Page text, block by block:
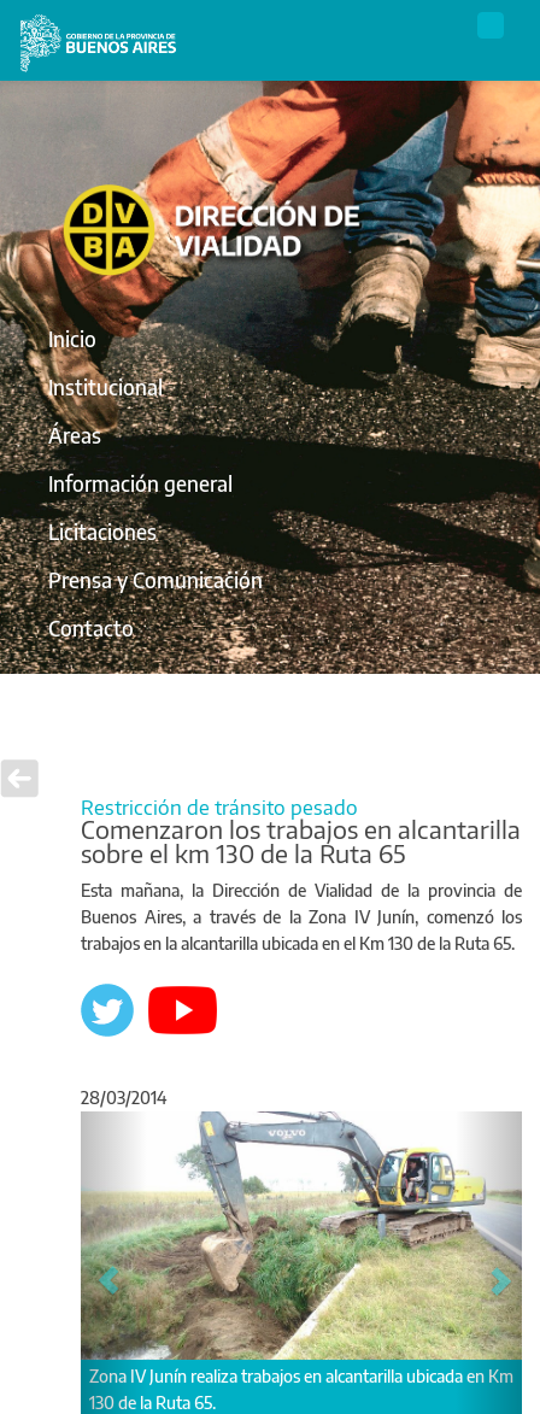
Inicio
Institucional
Áreas
Información general
Licitaciones
Prensa y Comunicación
Contacto
Restricción de tránsito pesado
Comenzaron los trabajos en alcantarilla
sobre el km 130 de la Ruta 65
Esta mañana, la Dirección de Vialidad de la provincia de
Buenos Aires, a través de la Zona IV Junín, comenzó los
trabajos en la alcantarilla ubicada en el Km 130 de la Ruta 65.
28/03/2014
IV Junín realiza trabajos en alcantarilla ubicada en Km
la Ruta 65.
Ruta 65:
Anterior